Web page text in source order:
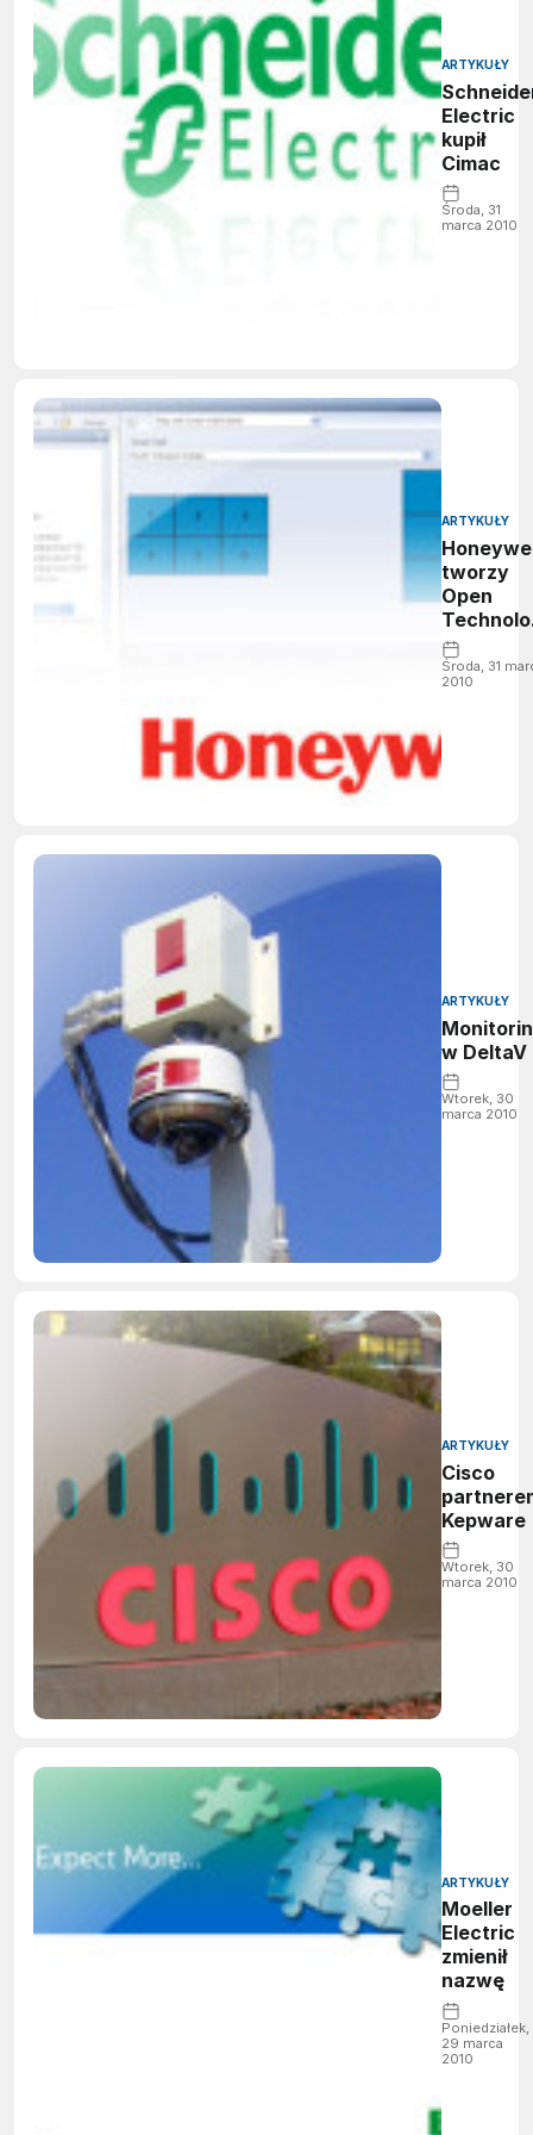
ARTYKUŁY
Electric
kupił
Cimac
Środa, 31
marca 2010
ARTYKUŁY
tworzy
Open
Alliance
Środa, 31
2010
ARTYKUŁY
w DeltaV
Wtorek, 30
marca 2010
ARTYKUŁY
Cisco
Kepware
Wtorek, 30
marca 2010
ARTYKUŁY
Moeller
Electric
zmienił
nazwę
Poniedziałek,
29 marca
2010